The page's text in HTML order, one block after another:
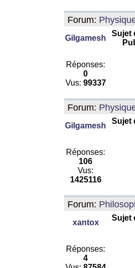
Forum:
Gilgamesh
Sujet
Réponses:
0
Vus: 99337
Forum:
Gilgamesh
Sujet
Réponses:
106
Vus:
1425116
Forum:
xantox
Sujet
Réponses:
4